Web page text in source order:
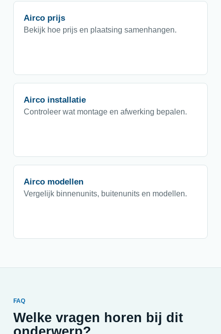
Airco prijs
Bekijk hoe prijs en plaatsing samenhangen.
Airco installatie
Controleer wat montage en afwerking bepalen.
Airco modellen
Vergelijk binnenunits, buitenunits en modellen.
FAQ
Welke vragen horen bij dit